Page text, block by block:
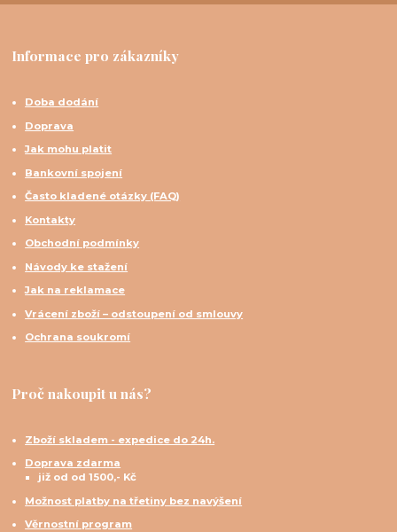
Informace pro zákazníky
Doba dodání
Doprava
Jak mohu platit
Bankovní spojení
Často kladené otázky (FAQ)
Kontakty
Obchodní podmínky
Návody ke stažení
Jak na reklamace
Vrácení zboží – odstoupení od smlouvy
Ochrana soukromí
Proč nakoupit u nás?
Zboží skladem - expedice do 24h.
Doprava zdarma
již od od 1500,- Kč
Možnost platby na třetiny bez navýšení
Věrnostní program